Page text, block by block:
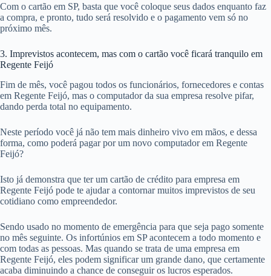
Com o cartão em SP, basta que você coloque seus dados enquanto faz
a compra, e pronto, tudo será resolvido e o pagamento vem só no
próximo mês.
3. Imprevistos acontecem, mas com o cartão você ficará tranquilo em
Regente Feijó
Fim de mês, você pagou todos os funcionários, fornecedores e contas
em Regente Feijó, mas o computador da sua empresa resolve pifar,
dando perda total no equipamento.
Neste período você já não tem mais dinheiro vivo em mãos, e dessa
forma, como poderá pagar por um novo computador em Regente
Feijó?
Isto já demonstra que ter um cartão de crédito para empresa em
Regente Feijó pode te ajudar a contornar muitos imprevistos de seu
cotidiano como empreendedor.
Sendo usado no momento de emergência para que seja pago somente
no mês seguinte. Os infortúnios em SP acontecem a todo momento e
com todas as pessoas. Mas quando se trata de uma empresa em
Regente Feijó, eles podem significar um grande dano, que certamente
acaba diminuindo a chance de conseguir os lucros esperados.